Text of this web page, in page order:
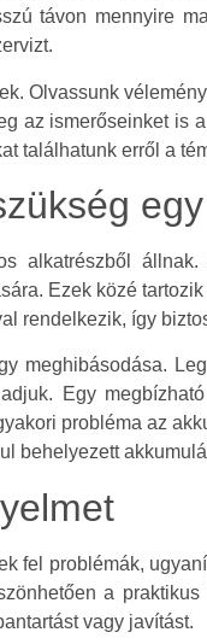
távon mennyire
Olvassunk
az ismerőseinket is
találhatunk erről a
alkatrészből
Ezek közé
rendelkezik, így
meghibásodása.
Egy
probléma az
behelyezett
fel problémák,
a
vagy javítást.